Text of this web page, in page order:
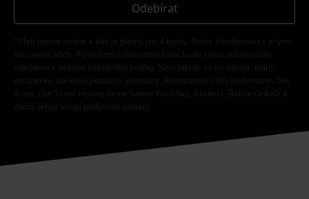
Odebírat
*Platí pouze online a kód je platný jen 4 týdny. Nelze kombinovat s jinými
slevovými kódy. Po vložení a potvrzení kódu bude sleva automaticky
odečtena z vašeho nákupního košíku. Nevztahuje se na média, knihy,
vstupenky, dárkové poukazy, produkty: Rammstein, (Till) Lindemann, Die
Ärzte, Die Toten Hosen, Feine Sahne Fischfilet, Broilers, Böhse Onkelz a
zboží, jehož koupí podpoříte nadaci.